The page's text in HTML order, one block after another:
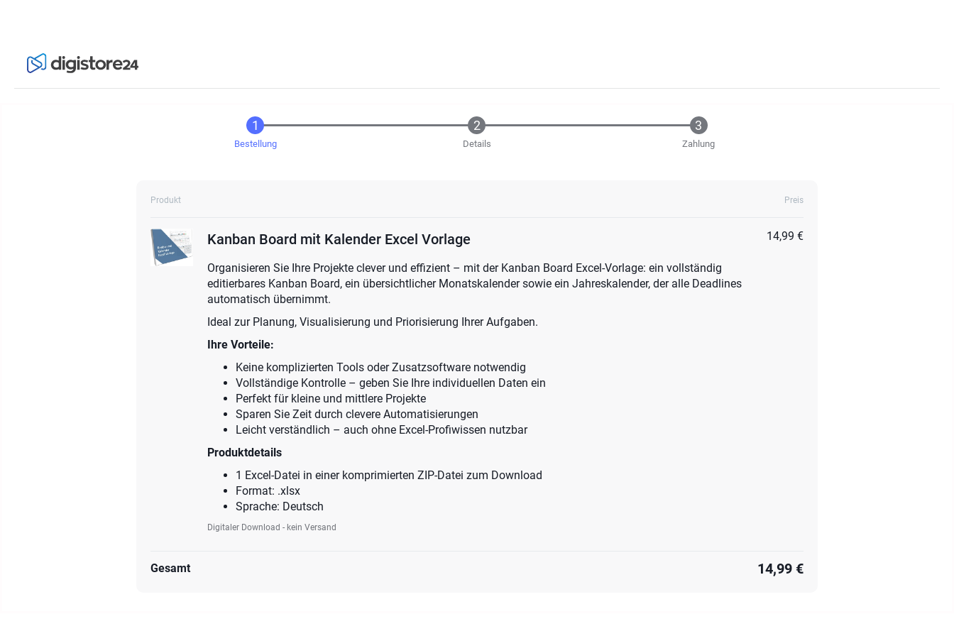
Bestellung Details Zahlung
Produkt Preis
Kanban Board mit Kalender Excel Vorlage
Organisieren Sie Ihre Projekte clever und effizient – mit der Kanban Board Excel-Vorlage: ein vollständig
editierbares Kanban Board, ein übersichtlicher Monatskalender sowie ein Jahreskalender, der alle Deadlines
automatisch übernimmt.
Ideal zur Planung, Visualisierung und Priorisierung Ihrer Aufgaben.
Ihre Vorteile:
Keine komplizierten Tools oder Zusatzsoftware notwendig
Vollständige Kontrolle – geben Sie Ihre individuellen Daten ein
Perfekt für kleine und mittlere Projekte
Sparen Sie Zeit durch clevere Automatisierungen
Leicht verständlich – auch ohne Excel-Profiwissen nutzbar
Produktdetails
1 Excel-Datei in einer komprimierten ZIP-Datei zum Download
Format: .xlsx
Sprache: Deutsch
Digitaler Download - kein Versand
14,99 €
Gesamt 14,99 €